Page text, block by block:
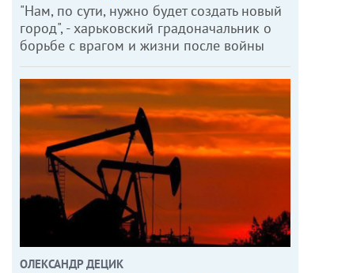
"Нам, по сути, нужно будет создать новый
город", - харьковский градоначальник о
борьбе с врагом и жизни после войны
ОЛЕКСАНДР ДЕЦИК